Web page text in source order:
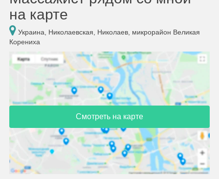
на карте
Украина, Николаевская, Николаев, микрорайон Великая
Корениха
Смотреть на карте